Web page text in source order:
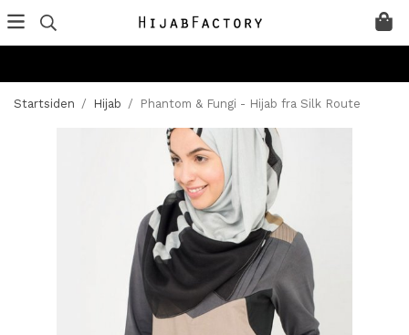
Startsiden / Hijab / Phantom & Fungi - Hijab fra Silk Route